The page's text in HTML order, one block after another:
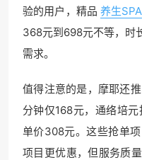
验的用户，精品 养生SPA
368元到698元不等，时
需求。
值得注意的是，摩耶还
分钟仅168元，通络培
单价308元。这些抢单
项目更优惠，但服务质